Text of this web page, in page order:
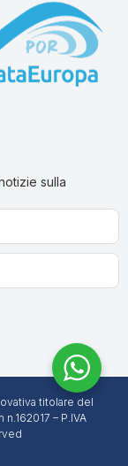
sulla
titolare del
– P.IVA